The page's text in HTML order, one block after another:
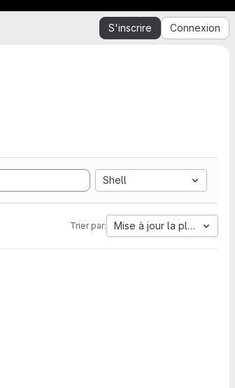
S'inscrire Connexion
Shell
Trier par: Mise à jour la plus